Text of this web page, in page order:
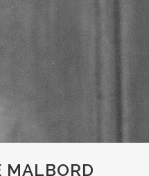
MALBORD